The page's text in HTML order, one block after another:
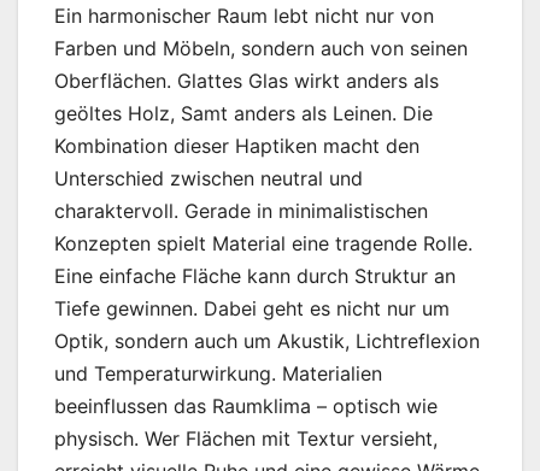
Ein harmonischer Raum lebt nicht nur von
Farben und Möbeln, sondern auch von seinen
Oberflächen. Glattes Glas wirkt anders als
geöltes Holz, Samt anders als Leinen. Die
Kombination dieser Haptiken macht den
Unterschied zwischen neutral und
charaktervoll. Gerade in minimalistischen
Konzepten spielt Material eine tragende Rolle.
Eine einfache Fläche kann durch Struktur an
Tiefe gewinnen. Dabei geht es nicht nur um
Optik, sondern auch um Akustik, Lichtreflexion
und Temperaturwirkung. Materialien
beeinflussen das Raumklima – optisch wie
physisch. Wer Flächen mit Textur versieht,